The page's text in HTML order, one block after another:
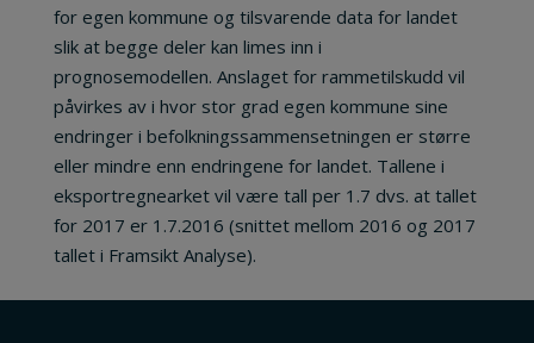
for egen kommune og tilsvarende data for landet
slik at begge deler kan limes inn i
prognosemodellen. Anslaget for rammetilskudd vil
påvirkes av i hvor stor grad egen kommune sine
endringer i befolkningssammensetningen er større
eller mindre enn endringene for landet. Tallene i
eksportregnearket vil være tall per 1.7 dvs. at tallet
for 2017 er 1.7.2016 (snittet mellom 2016 og 2017
tallet i Framsikt Analyse).